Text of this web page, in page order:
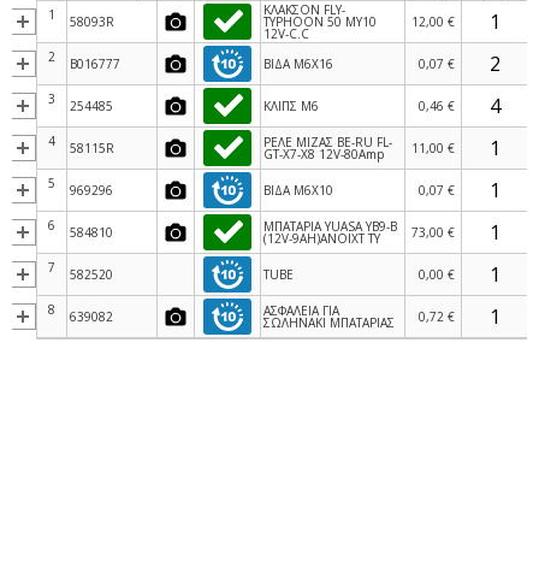
1 58093R
ΚΛΑΚΣΟΝ FLY-
TYPHOON 50 MY10
12V-C.C
12,00 €
2 B016777 ΒΙΔΑ M6X16 0,07 €
3 254485 ΚΛΙΠΣ M6 0,46 €
4 58115R ΡΕΛΕ ΜΙΖΑΣ BE-RU FL-
GT-Χ7-X8 12V-80Amp 11,00 €
5 969296 ΒΙΔΑ M6X10 0,07 €
6 584810 ΜΠΑΤΑΡΙΑ YUASA YB9-B
(12V-9AH)ΑΝΟΙΧΤ ΤΥ 73,00 €
7 582520 TUBE 0,00 €
8 639082 ΑΣΦΑΛΕΙΑ ΓΙΑ
ΣΩΛΗΝΑΚΙ ΜΠΑΤΑΡΙΑΣ 0,72 €